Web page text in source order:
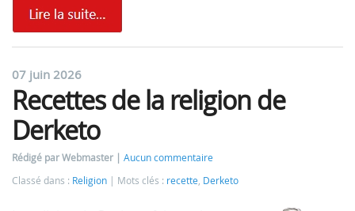
07 juin 2026
Recettes de la religion de
Derketo
Rédigé par Webmaster
Aucun commentaire
Classé dans : Religion Mots clés : recette, Derketo